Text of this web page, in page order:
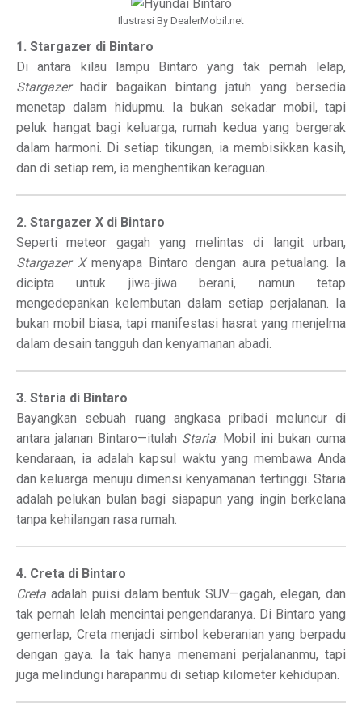
Ilustrasi By DealerMobil.net
1. Stargazer di Bintaro
Di antara kilau lampu Bintaro yang tak pernah lelap,
Stargazerhadir bagaikan bintang jatuh yang bersedia
menetap dalam hidupmu. Ia bukan sekadar mobil, tapi
peluk hangat bagi keluarga, rumah kedua yang bergerak
dalam harmoni. Di setiap tikungan, ia membisikkan kasih,
dan di setiap rem, ia menghentikan keraguan.
2. Stargazer X di Bintaro
Seperti meteor gagah yang melintas di langit urban,
Stargazer Xmenyapa Bintaro dengan aura petualang. Ia
dicipta untuk jiwa-jiwa berani, namun tetap
mengedepankan kelembutan dalam setiap perjalanan. Ia
bukan mobil biasa, tapi manifestasi hasrat yang menjelma
dalam desain tangguh dan kenyamanan abadi.
3. Staria di Bintaro
Bayangkan sebuah ruang angkasa pribadi meluncur di
antara jalanan Bintaro—itulah Staria. Mobil ini bukan cuma
kendaraan, ia adalah kapsul waktu yang membawa Anda
dan keluarga menuju dimensi kenyamanan tertinggi. Staria
adalah pelukan bulan bagi siapapun yang ingin berkelana
tanpa kehilangan rasa rumah.
4. Creta di Bintaro
Creta adalah puisi dalam bentuk SUV—gagah, elegan, dan
tak pernah lelah mencintai pengendaranya. Di Bintaro yang
gemerlap, Creta menjadi simbol keberanian yang berpadu
dengan gaya. Ia tak hanya menemani perjalananmu, tapi
juga melindungi harapanmu di setiap kilometer kehidupan.